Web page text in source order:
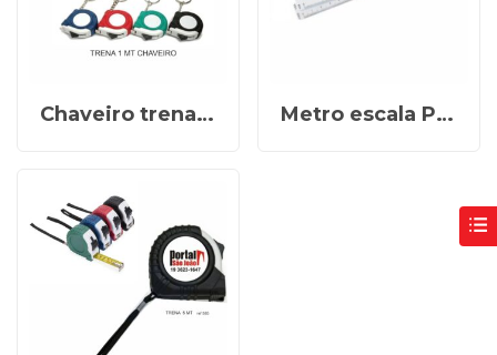
Chaveiro trena personalizado REF X00185B Metro escala Personalizado